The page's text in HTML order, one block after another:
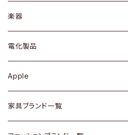
シェルフ
キュリオケース / 飾り棚
カップボード / 食器棚
チェスト
トップス
ワンピース
ボトムス
靴
カトラリー
ケトル / ティーポット
鍋 / フライパン
Vintage / ヴィンテージ
dahon
楽器
ギター
ベース
その他楽器
電化製品
Apple
家具ブランド一覧